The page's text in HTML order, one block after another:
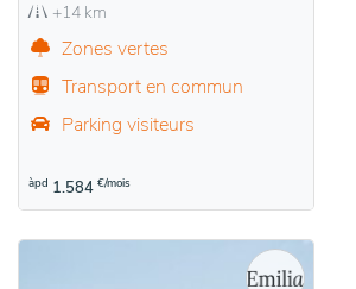
+14 km
Zones vertes
Transport en commun
Parking visiteurs
àpd 1.584 €/mois